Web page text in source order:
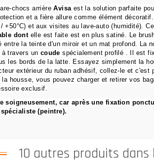
chocs arrièreAvisaest la solution parfaite
et a fière allure comme élément décoratif.
/ +50°C) et aux visites au lave-auto (humidité).
dontelle est faite est en plus satiné. Le
entre la teinte d'un miroir et un mat profond. La
à travers un coude spécialement profilé . Il est
les bords de la latte. Essayez simplement la
extérieur du ruban adhésif, collez-le et c'est
housse, vous pouvez charger et retirer vos
exclusif.
soigneusement, car après une fixation
(peintre).
10 autres produits